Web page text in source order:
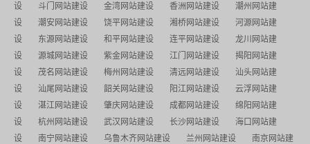
设
斗门网站建设 金湾网站建设 香洲网站建设
潮州网站建
设
潮安网站建设 饶平网站建设 湘桥网站建设
河源网站建
设
东源网站建设 和平网站建设 连平网站建设
龙川网站建
设
源城网站建设 紫金网站建设 江门网站建设
揭阳网站建
设
茂名网站建设 梅州网站建设 清远网站建设
汕头网站建
设
汕尾网站建设 韶关网站建设 阳江网站建设
云浮网站建
设
湛江网站建设 肇庆网站建设 成都网站建设
绵阳网站建
设
杭州网站建设 武汉网站建设 长沙网站建设
海口网站建
设
南宁网站建设 乌鲁木齐网站建设 兰州网站建设
南京网站建